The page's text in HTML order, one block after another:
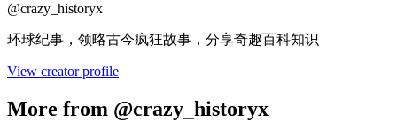
@crazy_historyx
环球纪事，领略古今疯狂故事，分享奇趣百科知识
View creator profile
More from @crazy_historyx